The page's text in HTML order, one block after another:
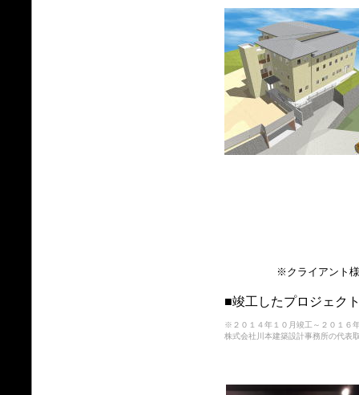
※クライアント様によ
■竣工したプロジェク
※２０１４年１０月竣工～２０１６
株式会社川本建築設計事務所の代表